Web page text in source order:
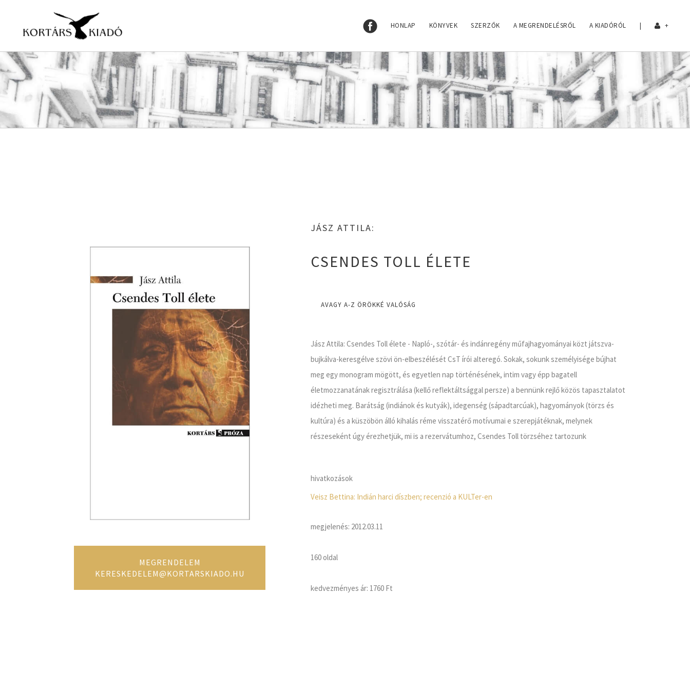
HONLAP KÖNYVEK SZERZŐK A MEGRENDELÉSRŐL A KIADÓRÓL | +
MEGRENDELEM
KERESKEDELEM@KORTARSKIADO.HU
JÁSZ ATTILA:
CSENDES TOLL ÉLETE
AVAGY A-Z ÖRÖKKÉ VALÓSÁG
Jász Attila: Csendes Toll élete - Napló-, szótár- és indánregény műfajhagyományai közt játszva-
bujkálva-keresgélve szövi ön-elbeszélését CsT írói alteregó. Sokak, sokunk személyisége bújhat
meg egy monogram mögött, és egyetlen nap történésének, intim vagy épp bagatell
életmozzanatának regisztrálása (kellő reflektáltsággal persze) a bennünk rejlő közös tapasztalatot
idézheti meg. Barátság (indiánok és kutyák), idegenség (sápadtarcúak), hagyományok (törzs és
kultúra) és a küszöbön álló kihalás réme visszatérő motívumai e szerepjátéknak, melynek
részeseként úgy érezhetjük, mi is a rezervátumhoz, Csendes Toll törzséhez tartozunk
hivatkozások
Veisz Bettina: Indián harci díszben; recenzió a KULTer-en
megjelenés: 2012.03.11
160 oldal
kedvezményes ár: 1760 Ft